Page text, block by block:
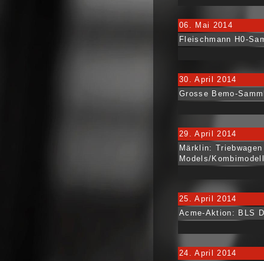
06. Mai 2014
Fleischmann H0-
30. April 2014
Grosse Bemo-
29. April 2014
Märklin:
Models/
25. April 2014
Acme-Aktion: BLS
24. April 2014